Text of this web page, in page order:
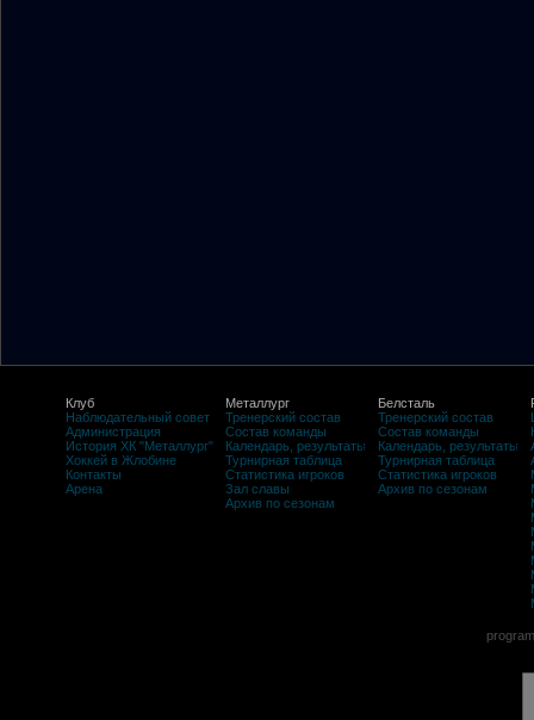
Клуб
Наблюдательный совет
Администрация
История ХК "Металлург"
Хоккей в Жлобине
Контакты
Арена
Металлург
Тренерский состав
Состав команды
Календарь, результаты
Турнирная таблица
Статистика игроков
Зал славы
Архив по сезонам
Белсталь
Тренерский состав
Состав команды
Календарь, результаты
Турнирная таблица
Статистика игроков
Архив по сезонам